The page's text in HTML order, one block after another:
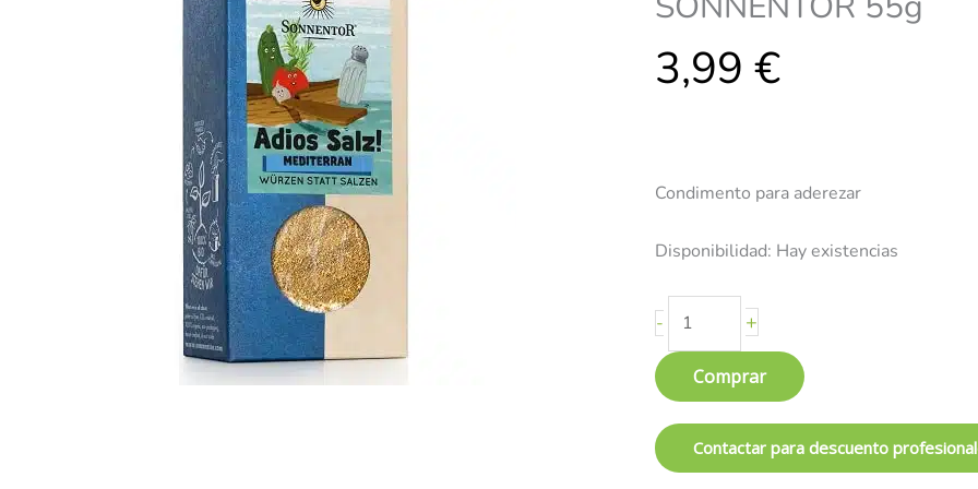
3,99 €
Condimento para aderezar
Disponibilidad: Hay existencias
-
-
SONNENTOR
55g
+
Comprar
Contactar para descuento